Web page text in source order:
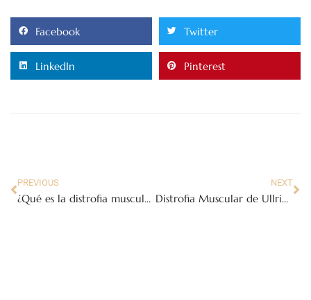
Facebook Twitter
LinkedIn Pinterest
PREVIOUS
¿Qué es la distrofia muscular de Becker?
NEXT
Distrofia Muscular de Ullrich